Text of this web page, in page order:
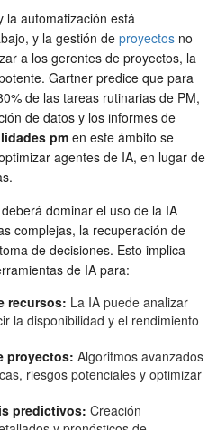
la automatización está
y la gestión de proyectos no
a los gerentes de proyectos, la
Gartner predice que para
de las tareas rutinarias de PM,
de datos y los informes de
pm en este ámbito se
agentes de IA, en lugar de
dominar el uso de la IA
complejas, la recuperación de
de decisiones. Esto implica
de IA para:
recursos: La IA puede analizar
la disponibilidad y el rendimiento
proyectos: Algoritmos avanzados
riesgos potenciales y optimizar
predictivos: Creación